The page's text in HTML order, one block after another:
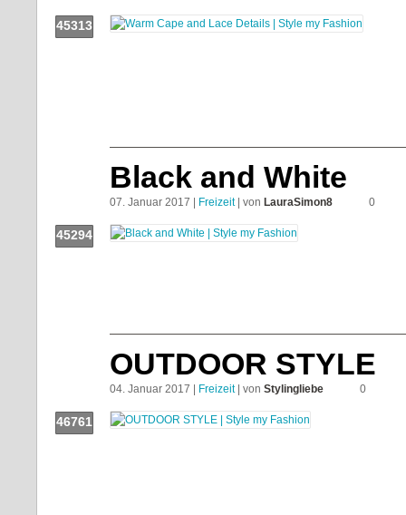
45313
Black and White
07. Januar 2017 | Freizeit| von LauraSimon8 0
45294
OUTDOOR STYLE
04. Januar 2017 | Freizeit| von Stylingliebe 0
46761